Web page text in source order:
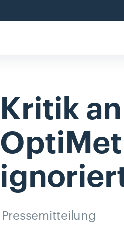
Kritikan
Pressemitteilung